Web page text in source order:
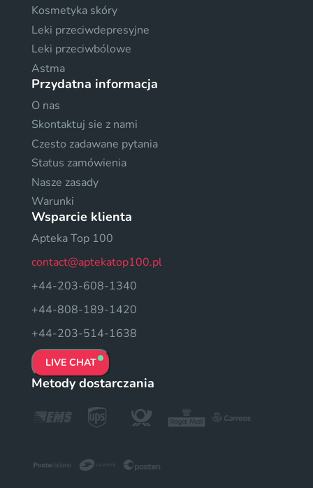
Kosmetyka skóry
Leki przeciwdepresyjne
Leki przeciwbólowe
Astma
Przydatna informacja
O nas
Skontaktuj sie z nami
Czesto zadawane pytania
Status zamówienia
Nasze zasady
Warunki
Wsparcie klienta
Apteka Top 100
contact@aptekatop100.pl
+44-203-608-1340
+44-808-189-1420
+44-203-514-1638
LIVE CHAT
Metody dostarczania